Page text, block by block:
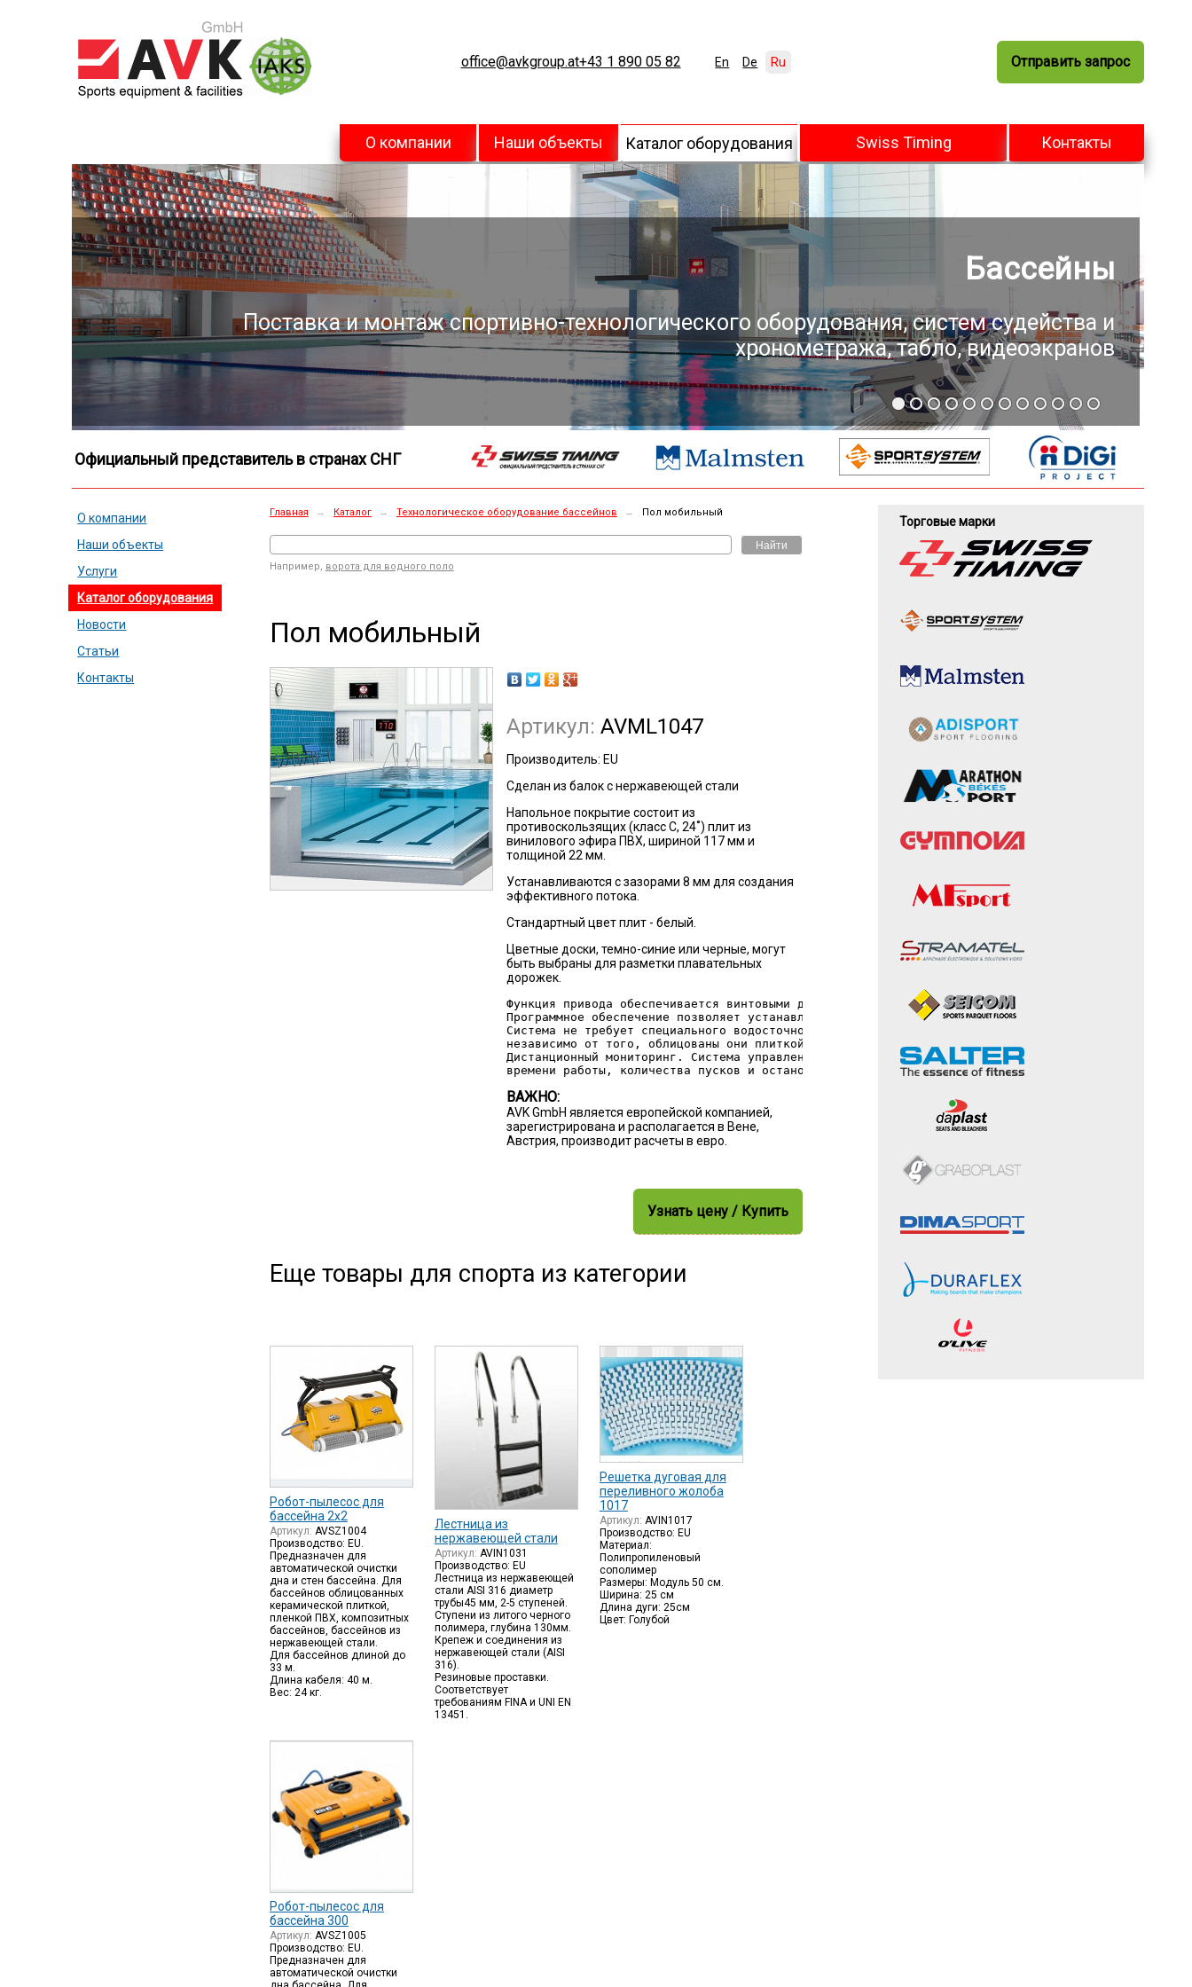
office@avkgroup.at+43 1 890 05 82 En De Ru Отправить запрос
О компании Наши объекты Каталог оборудования Swiss Timing Контакты
Универсальные арены
Поставка и монтаж спортивно-технологического оборудования, систем судейства и
хронометража, табло, видеоэкранов
Официальный представитель в странах СНГ
О компании
Наши объекты
Услуги
Каталог оборудования
Новости
Статьи
Контакты
Главная → Каталог → Технологическое оборудование бассейнов → Пол мобильный
Найти
Например, ворота для водного поло
Пол мобильный
Артикул: AVML1047
Производитель: EU
Сделан из балок с нержавеющей стали
Напольное покрытие состоит из
противоскользящих (класс C, 24˚) плит из
винилового эфира ПВХ, шириной 117 мм и
толщиной 22 мм.
Устанавливаются с зазорами 8 мм для создания
эффективного потока.
Стандартный цвет плит - белый.
Цветные доски, темно-синие или черные, могут
быть выбраны для разметки плавательных
дорожек.
Функция привода обеспечивается винтовыми домкратами, каждый из которых оснащен собственным
Программное обеспечение позволяет устанавливать наклон от 0 до 3 процентов.
Система не требует специального водосточного желоба и может устанавливаться как в новых, так и
независимо от того, облицованы они плиткой или выполнены из нержавеющей стали.
Дистанционный мониторинг. Система управления имеет удаленное соединение для считывания рабочих
времени работы, количества пусков и остановок, расстояний перемещения и т.д.
ВАЖНО:
AVK GmbH является европейской компанией,
зарегистрирована и располагается в Вене,
Австрия, производит расчеты в евро.
Узнать цену / Купить
Еще товары для спорта из категории
Робот-пылесос для
бассейна 2х2
Артикул: AVSZ1004
Производство: EU.
Предназначен для
автоматической очистки
дна и стен бассейна. Для
бассейнов облицованных
керамической плиткой,
пленкой ПВХ, композитных
бассейнов, бассейнов из
нержавеющей стали.
Для бассейнов длиной до
33 м.
Длина кабеля: 40 м.
Вес: 24 кг.
Лестница из
нержавеющей стали
Артикул: AVIN1031
Производство: EU
Лестница из нержавеющей
стали AISI 316 диаметр
трубы45 мм, 2-5 ступеней.
Ступени из литого черного
полимера, глубина 130мм.
Крепеж и соединения из
нержавеющей стали (AISI
316).
Резиновые проставки.
Соответствует
требованиям FINA и UNI EN
13451.
Решетка дуговая для
переливного жолоба
1017
Артикул: AVIN1017
Производство: EU
Материал:
Полипропиленовый
сополимер
Размеры: Модуль 50 см.
Ширина: 25 см
Длина дуги: 25см
Цвет: Голубой
Робот-пылесос для
бассейна 300
Артикул: AVSZ1005
Производство: EU.
Предназначен для
автоматической очистки
Торговые марки